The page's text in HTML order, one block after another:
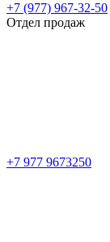
+7 (977) 967-32-50
Отдел продаж
+7 977 9673250